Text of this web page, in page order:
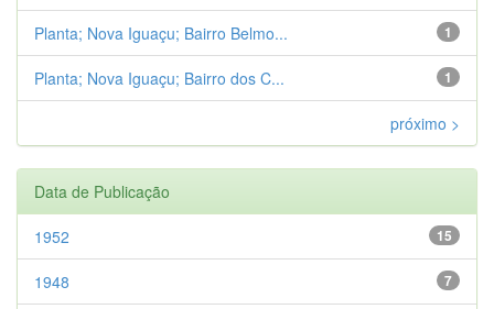
1
Planta; Nova Iguaçu; Bairro Belmo...
1
Planta; Nova Iguaçu; Bairro dos C...
próximo >
Data de Publicação
15
1952
7
1948